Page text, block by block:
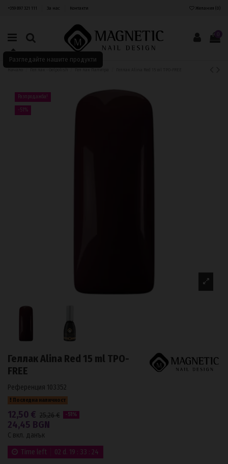
+359 897 321 111 За нас Контакти Желания (0)
Разгледайте нашите продукти
0
Начало Гел лак - Gelpolish Гел лак Палитра
Разпродажба!
-51%
Геллак Alina Red 15 ml TPO-
FREE
Референция 103352
Последна наличност
12,50 € 25,26 € -51%
24,45 BGN
С вкл. данък
Time left
02 d. 19 : 33 :24